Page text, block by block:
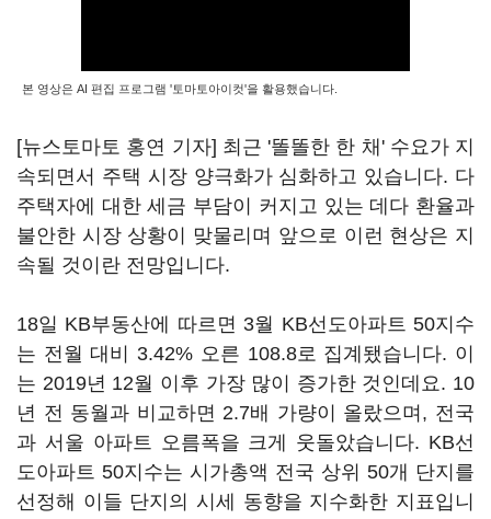
본 영상은 AI 편집 프로그램 '토마토아이컷'을 활용했습니다.
[뉴스토마토 홍연 기자] 최근 '똘똘한 한 채' 수요가 지
속되면서 주택 시장 양극화가 심화하고 있습니다. 다
주택자에 대한 세금 부담이 커지고 있는 데다 환율과
불안한 시장 상황이 맞물리며 앞으로 이런 현상은 지
속될 것이란 전망입니다.
18일 KB부동산에 따르면 3월 KB선도아파트 50지수
는 전월 대비 3.42% 오른 108.8로 집계됐습니다. 이
는 2019년 12월 이후 가장 많이 증가한 것인데요. 10
년 전 동월과 비교하면 2.7배 가량이 올랐으며, 전국
과 서울 아파트 오름폭을 크게 웃돌았습니다. KB선
도아파트 50지수는 시가총액 전국 상위 50개 단지를
선정해 이들 단지의 시세 동향을 지수화한 지표입니